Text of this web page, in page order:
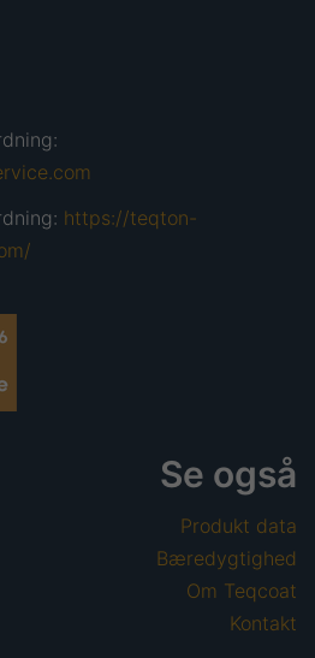
https://teqton-
Se også
Produkt data
Bæredygtighed
Om Teqcoat
Kontakt